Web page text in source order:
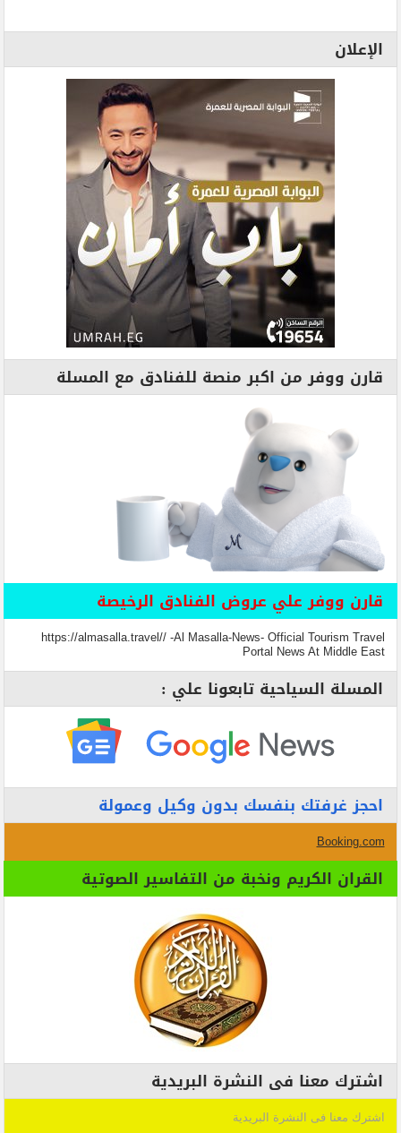
الإعلان
قارن ووفر من اكبر منصة للفنادق مع المسلة
قارن ووفر علي عروض الفنادق الرخيصة
https://almasalla.travel// -Al Masalla-News- Official Tourism Travel
Portal News At Middle East
المسلة السياحية تابعونا علي :
احجز غرفتك بنفسك بدون وكيل وعمولة
Booking.com
القران الكريم ونخبة من التفاسير الصوتية
اشترك معنا فى النشرة البريدية
اشترك معنا فى النشرة البريدية